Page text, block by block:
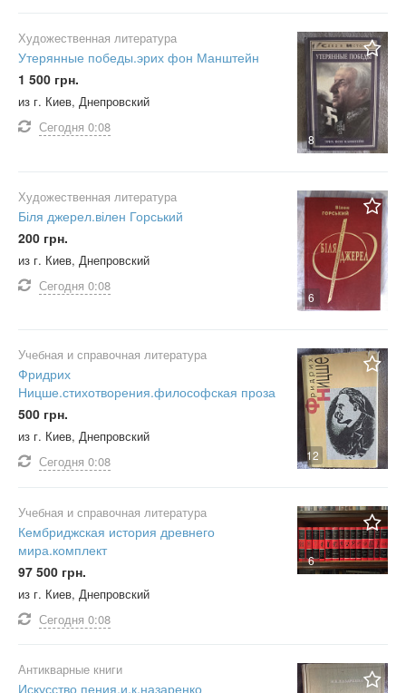
8
Художественная литература
Утерянные победы.эрих фон Манштейн
1 500 грн.
из г. Киев, Днепровский
Сегодня 0:08
6
Художественная литература
Біля джерел.вілен Горський
200 грн.
из г. Киев, Днепровский
Сегодня 0:08
12
Учебная и справочная литература
Фридрих
Ницше.стихотворения.философская проза
500 грн.
из г. Киев, Днепровский
Сегодня 0:08
6
Учебная и справочная литература
Кембриджская история древнего
мира.комплект
97 500 грн.
из г. Киев, Днепровский
Сегодня 0:08
Антикварные книги
Искусство пения.и.к.назаренко